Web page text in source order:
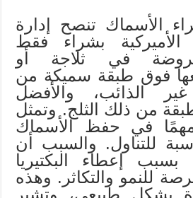
الأسماك تنصح إدارة
الأميركية بشراء فقط
في ثلاجة أو
فوق طبقة سميكة من
غير الذائب، والأفضل
من ذلك الثلج. وتمثل
مهمًا في حفظ الأسماك
للتناول. والسبب أن
إعطاء البكتيريا
للنمو والتكاثر. وهذه
بشكل طبيعي، وتشير